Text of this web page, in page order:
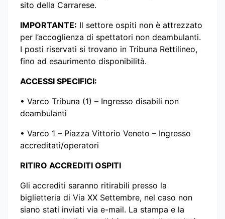
sito della Carrarese.
IMPORTANTE: Il settore ospiti non è attrezzato
per l’accoglienza di spettatori non deambulanti.
I posti riservati si trovano in Tribuna Rettilineo,
fino ad esaurimento disponibilità.
ACCESSI SPECIFICI:
•⁠ Varco Tribuna (1) – Ingresso disabili non
deambulanti
•⁠ Varco 1 – Piazza Vittorio Veneto – Ingresso
accreditati/operatori
RITIRO ACCREDITI OSPITI
Gli accrediti saranno ritirabili presso la
biglietteria di Via XX Settembre, nel caso non
siano stati inviati via e-mail. La stampa e la